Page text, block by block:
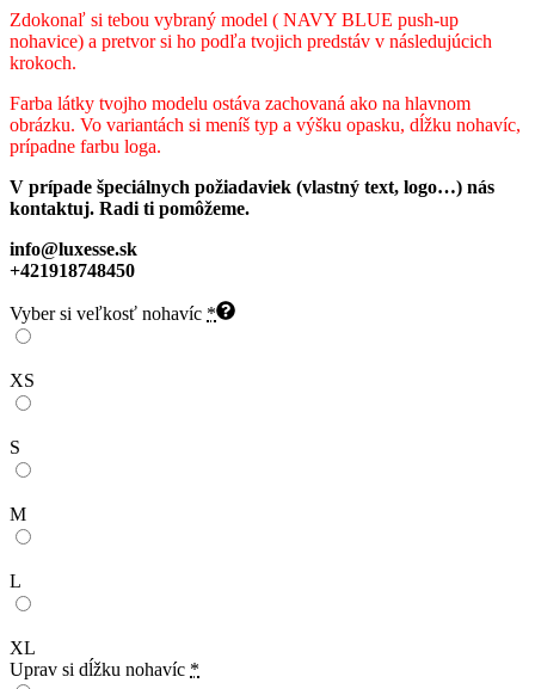
Zdokonaľ si tebou vybraný model ( NAVY BLUE push-up
nohavice) a pretvor si ho podľa tvojich predstáv v následujúcich
krokoch.
Farba látky tvojho modelu ostáva zachovaná ako na hlavnom
obrázku. Vo variantách si meníš typ a výšku opasku, dĺžku nohavíc,
prípadne farbu loga.
V prípade špeciálnych požiadaviek (vlastný text, logo…) nás
kontaktuj. Radi ti pomôžeme.
info@luxesse.sk
+421918748450
Vyber si veľkosť nohavíc *
XS
S
M
L
XL
Uprav si dĺžku nohavíc *